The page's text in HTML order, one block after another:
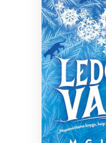
Bibliotekoms